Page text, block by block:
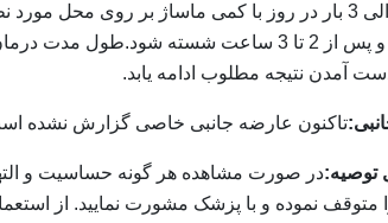
كرم را 2 الی 3 بار در روز با كمی ماساژ بر روی محل مورد
و پس از
2 تا 3 ساعت شسته شود.طول مدت
دست آمدن نتيجه مطلوب ادامه يابد.
تاکنون عارضه جانبی خاصی گزارش نشده
توصیه:در صورت مشاهده هر گونه حساسیت و
نموده و با پزشک مشورت نمایید. از